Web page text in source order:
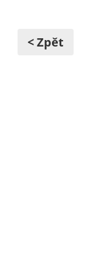
< Zpět